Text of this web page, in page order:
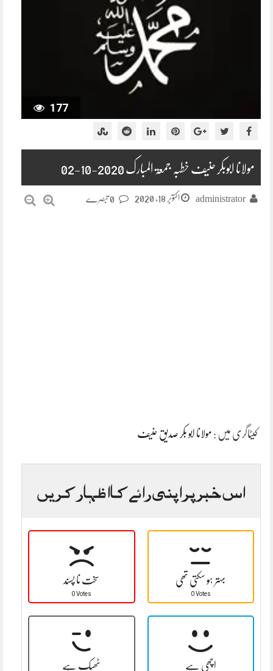
177
مولانا ابوبکر حنیف خطبہ جمعۃ المبارک 2020-10-02
administrator اکتوبر 18, 2020
کیٹاگری میں : مولانا ابو بکر صدیق حنیف
اس خبر پر اپنی رائے کا اظہار کریں
سخت نا پسند
0 Votes
بہتر ہو سکتی تھی
0 Votes
ٹھیک ہے اچھی ہے